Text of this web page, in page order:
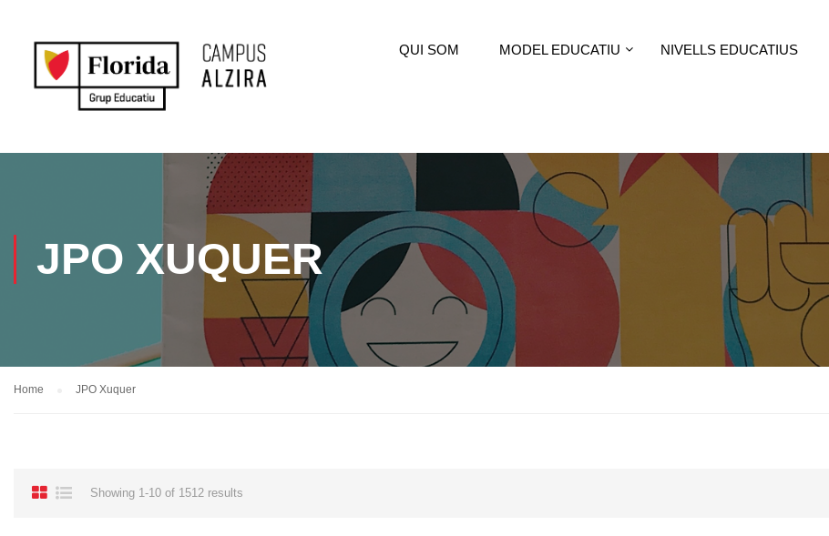
QUI SOM MODEL EDUCATIU NIVELLS EDUCATIUS
JPO XUQUER
Home JPO Xuquer
Showing 1-10 of 1512 results